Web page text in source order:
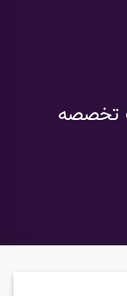
تخصصه